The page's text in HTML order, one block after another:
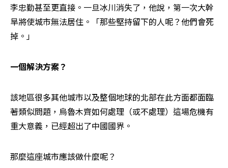
李忠勤甚至更直接。一旦冰川消失了，他說，第一次大幹
旱將使城市無法居住。「那些堅持留下的人呢？他們會死
掉。」
一個解決方案？
該地區很多其他城市以及整個地球的北部在此方面都面臨
著類似問題，烏魯木齊如何處理（或不處理）這場危機有
重大意義，已經超出了中國國界。
那麼這座城市應該做什麼呢？